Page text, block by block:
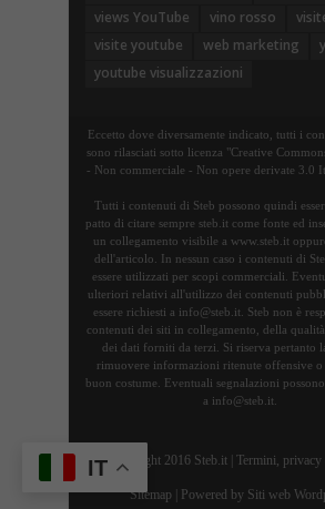
views YouTube
vino rosso
visite youtube
web marketing
youtube visualizzazioni
Eccetto dove diversamente indicato, tutti i
sono rilasciati sotto licenza "Creative
- Non commerciale - Non opere derivate 3.0
Tutti i contenuti di Steb possono quindi
patto di citare sempre steb.it come fonte ed
un collegamento visibile a www.steb.it
dell'articolo. In nessun caso i contenuti di
essere utilizzati per scopi commerciali.
ulteriori relativi all'utilizzo dei contenuti
essere richiesti a info@steb.it. Steb non è
contenuti dei siti in collegamento, della
dei dati forniti da terzi. Si riserva pertanto
rimuovere informazioni ritenute offensive o
buon costume. Eventuali segnalazioni
a info@steb.it.
Copyright 2016 Steb.it | Termini, privacy
Sitemap | Powered by Siti web
IT